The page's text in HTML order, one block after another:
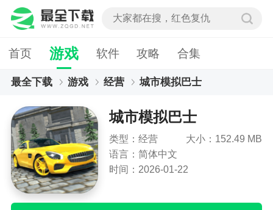
首页 游戏 软件 攻略 合集
最全下载 游戏 经营 城市模拟巴士
城市模拟巴士
类型：经营
大小：152.49 MB
语言：简体中文
时间：2026-01-22